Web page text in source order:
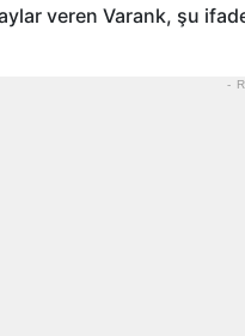
veren Varank, şu
-